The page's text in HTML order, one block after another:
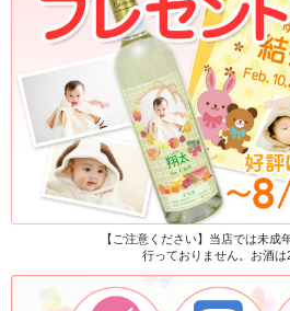
【ご注意ください】当店では未成
行っておりません。お酒は